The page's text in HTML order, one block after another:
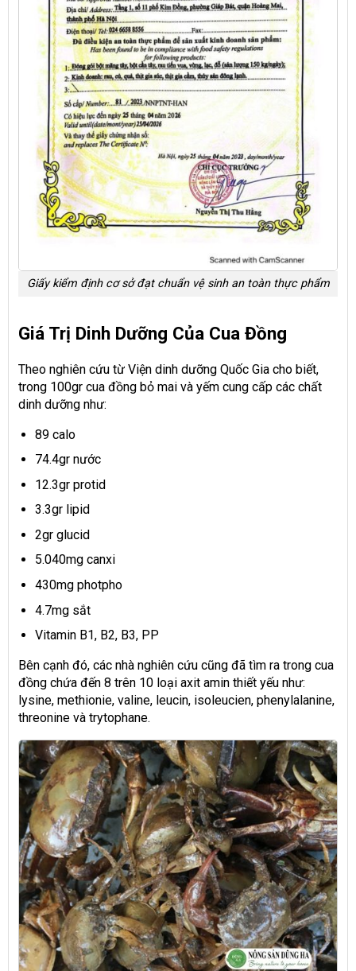
Giấy kiểm định cơ sở đạt chuẩn vệ sinh an toàn thực phẩm
Giá Trị Dinh Dưỡng Của Cua Đồng
Theo nghiên cứu từ Viện dinh dưỡng Quốc Gia cho biết,
trong 100gr cua đồng bỏ mai và yếm cung cấp các chất
dinh dưỡng như:
89 calo
74.4gr nước
12.3gr protid
3.3gr lipid
2gr glucid
5.040mg canxi
430mg photpho
4.7mg sắt
Vitamin B1, B2, B3, PP
Bên cạnh đó, các nhà nghiên cứu cũng đã tìm ra trong cua
đồng chứa đến 8 trên 10 loại axit amin thiết yếu như:
lysine, methionie, valine, leucin, isoleucien, phenylalanine,
threonine và trytophane.